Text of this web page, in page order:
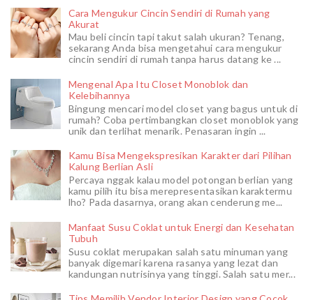
Cara Mengukur Cincin Sendiri di Rumah yang
Akurat
Mau beli cincin tapi takut salah ukuran? Tenang,
sekarang Anda bisa mengetahui cara mengukur
cincin sendiri di rumah tanpa harus datang ke ...
Mengenal Apa Itu Closet Monoblok dan
Kelebihannya
Bingung mencari model closet yang bagus untuk di
rumah? Coba pertimbangkan closet monoblok yang
unik dan terlihat menarik. Penasaran ingin ...
Kamu Bisa Mengekspresikan Karakter dari Pilihan
Kalung Berlian Asli
Percaya nggak kalau model potongan berlian yang
kamu pilih itu bisa merepresentasikan karaktermu
lho? Pada dasarnya, orang akan cenderung me...
Manfaat Susu Coklat untuk Energi dan Kesehatan
Tubuh
Susu coklat merupakan salah satu minuman yang
banyak digemari karena rasanya yang lezat dan
kandungan nutrisinya yang tinggi. Salah satu mer...